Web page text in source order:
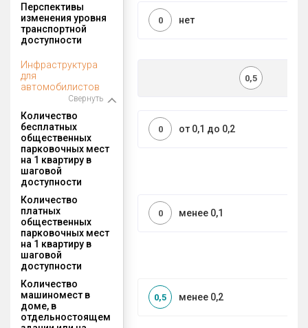
Перспективы
изменения уровня
транспортной
доступности
нет
0
Инфраструктура
для
автомобилистов
Свернуть
0,5
Количество
бесплатных
общественных
парковочных мест
на 1 квартиру в
шаговой
доступности
от 0,1 до 0,2
0
Количество
платных
общественных
парковочных мест
на 1 квартиру в
шаговой
доступности
менее 0,1
0
Количество
машиномест в
доме, в
отдельностоящем
менее 0,2
0,5